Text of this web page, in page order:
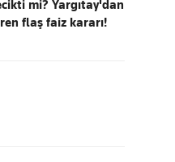
mi? Yargıtay'dan
flaş faiz kararı!